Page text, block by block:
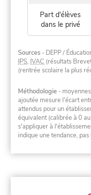
Part d'élèves
dans le privé
Sources - DEPP /
IPS, IVAC (résultats
(rentrée scolaire la plus
Méthodologie -
ajoutée mesure l'écart
attendus pour un
équivalent (calibrée à 0
s'appliquer à
indique une tendance,